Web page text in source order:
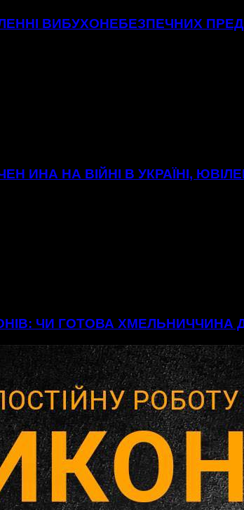
ВИБУХОНЕБЕЗПЕЧНИХ
ИНА НА ВІЙНІ В УКРАЇНІ,
ЧИ ГОТОВА